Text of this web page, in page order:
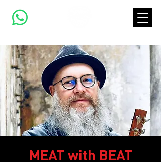
MEAT with BEAT